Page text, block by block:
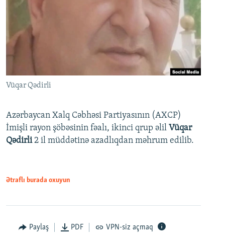
Vüqar Qədirli
Azərbaycan Xalq Cəbhəsi Partiyasının (AXCP)
İmişli rayon şöbəsinin fəalı, ikinci qrup əlil Vüqar
Qədirli2 il müddətinə azadlıqdan məhrum edilib.
Ətraflı burada oxuyun
Paylaş PDF VPN-siz açmaq